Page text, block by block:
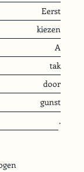
Eerst
kiezen
A
tak
door
gunst
.